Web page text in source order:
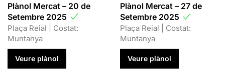
Plànol Mercat – 20 de
Setembre 2025
Plaça Reial | Costat:
Muntanya
Veure plànol
Plànol Mercat – 27 de
Setembre 2025
Plaça Reial | Costat:
Muntanya
Veure plànol